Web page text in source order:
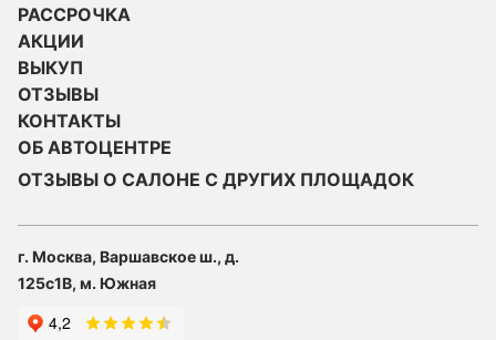
РАССРОЧКА
АКЦИИ
ВЫКУП
ОТЗЫВЫ
КОНТАКТЫ
ОБ АВТОЦЕНТРЕ
ОТЗЫВЫ О САЛОНЕ С ДРУГИХ ПЛОЩАДОК
г. Москва, Варшавское ш., д.
125с1В, м. Южная